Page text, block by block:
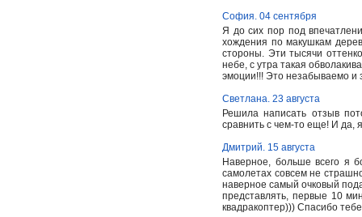
София. 04 сентября
Я до сих пор под
хождения по макушкам
стороны. Эти тысячи
небе, с утра такая
эмоции!!! Это незабываемо и
Светлана. 23 августа
Решила написать отзыв
сравнить с чем-то еще! И да,
Дмитрий. 15 августа
Наверное, больше всего я
самолетах совсем не
наверное самый очковый
представлять, первые 10
квадракоптер))) Спасибо